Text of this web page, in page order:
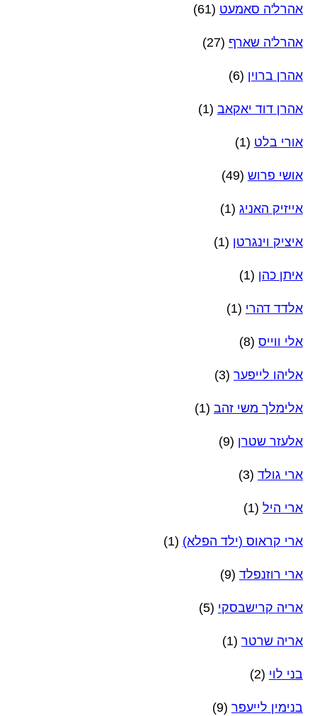
אהרל'ה סאמעט (61)
אהרל'ה שארף (27)
אהרן ברוין (6)
אהרן דוד יאקאב (1)
אורי בלט (1)
אושי פרוש (49)
אייזיק האניג (1)
איציק וינגרטן (1)
איתן כהן (1)
אלדד דהרי (1)
אלי ווייס (8)
אליהו לייפער (3)
אלימלך משי זהב (1)
אלעזר שטרן (9)
ארי גולד (3)
ארי היל (1)
ארי קראוס (ילד הפלא) (1)
ארי רוזנפלד (9)
אריה קרישבסקי (5)
אריה שרטר (1)
בני לוי (2)
בנימין לייעפר (9)